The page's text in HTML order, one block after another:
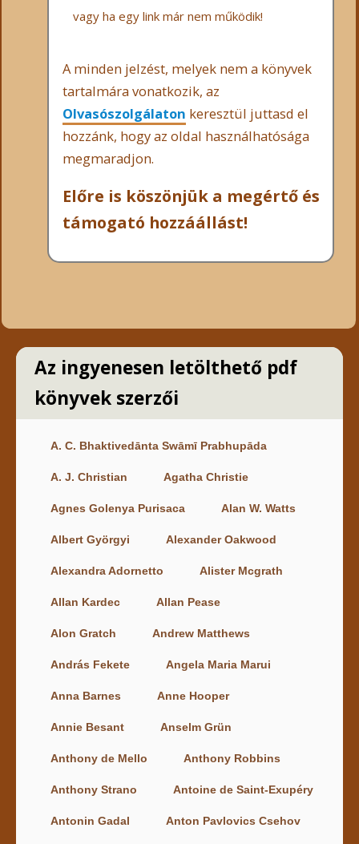
vagy ha egy link már nem működik!
A minden jelzést, melyek nem a könyvek
tartalmára vonatkozik, az
Olvasószolgálaton keresztül juttasd el
hozzánk, hogy az oldal használhatósága
megmaradjon.
Előre is köszönjük a megértő és
támogató hozzáállást!
Az ingyenesen letölthető pdf
könyvek szerzői
A. C. Bhaktivedānta Swāmī Prabhupāda
A. J. Christian Agatha Christie
Agnes Golenya Purisaca Alan W. Watts
Albert Györgyi Alexander Oakwood
Alexandra Adornetto Alister Mcgrath
Allan Kardec Allan Pease
Alon Gratch Andrew Matthews
András Fekete Angela Maria Marui
Anna Barnes Anne Hooper
Annie Besant Anselm Grün
Anthony de Mello Anthony Robbins
Anthony Strano Antoine de Saint-Exupéry
Antonin Gadal Anton Pavlovics Csehov